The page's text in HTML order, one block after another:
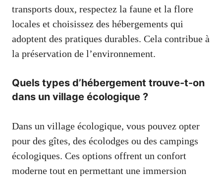
transports doux, respectez la faune et la flore
locales et choisissez des hébergements qui
adoptent des pratiques durables. Cela contribue à
la préservation de l’environnement.
Quels types d’hébergement trouve-t-on
dans un village écologique ?
Dans un village écologique, vous pouvez opter
pour des gîtes, des écolodges ou des campings
écologiques. Ces options offrent un confort
moderne tout en permettant une immersion